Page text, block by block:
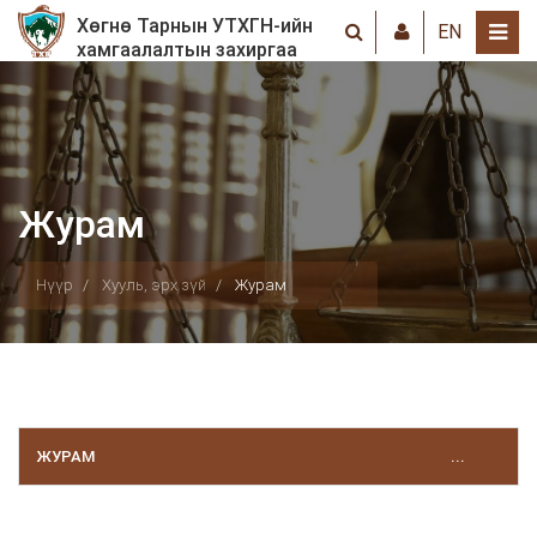
Хөгнө Тарнын УТХГН-ийн
хамгаалалтын захиргаа
EN
Журам
Нүүр Хууль, эрх зүй Журам
ЖУРАМ ...